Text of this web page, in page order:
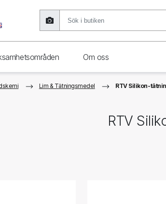
Om oss
Lim & Tätningsmedel RTV Silikon-
RTV